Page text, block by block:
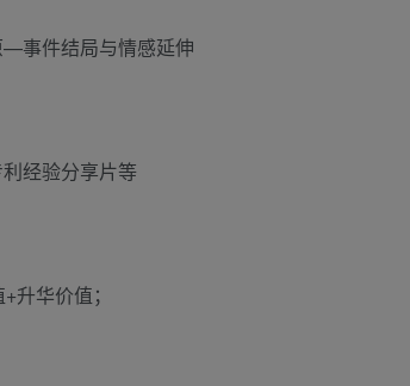
事件结局与情感延伸
经验分享片等
升华价值；